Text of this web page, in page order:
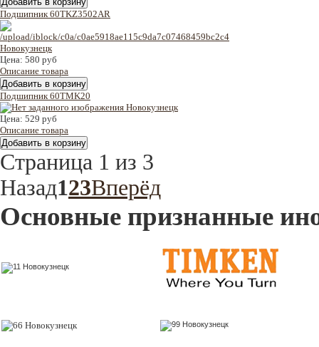
Подшипник 60TKZ3502AR
Цена: 580 руб
Описание товара
Подшипник 60TMK20
Цена: 529 руб
Описание товара
Страница 1 из 3
Назад123Вперёд
Основные признанные